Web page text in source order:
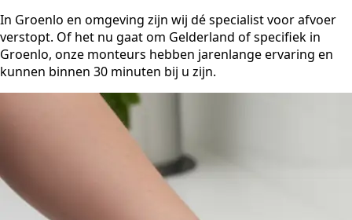
In Groenlo en omgeving zijn wij dé specialist voor afvoer
verstopt. Of het nu gaat om Gelderland of specifiek in
Groenlo, onze monteurs hebben jarenlange ervaring en
kunnen binnen 30 minuten bij u zijn.